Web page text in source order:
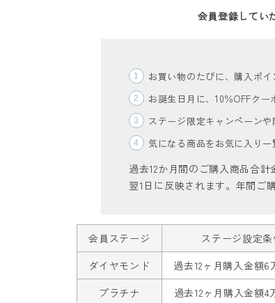
会員登録してい
お買い物のたびに、購入ポイ
お誕生日月に、10％OFFクー
ステージ限定キャンペーン
気になる商品をお気に入り一
過去12か月間のご購入商品合
翌1日に反映されます。年間ご
会員ステージ ステージ設定条
ダイヤモンド
過去12ヶ月購入金額6
プラチナ 過去12ヶ月購入金額4